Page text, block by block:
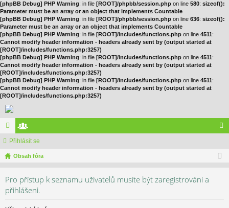
[phpBB Debug] PHP Warning: in file [ROOT]/phpbb/session.php on line 580: sizeof():
Parameter must be an array or an object that implements Countable
[phpBB Debug] PHP Warning: in file [ROOT]/phpbb/session.php on line 636: sizeof():
Parameter must be an array or an object that implements Countable
[phpBB Debug] PHP Warning: in file [ROOT]/includes/functions.php on line 4511:
Cannot modify header information - headers already sent by (output started at
[ROOT]/includes/functions.php:3257)
[phpBB Debug] PHP Warning: in file [ROOT]/includes/functions.php on line 4511:
Cannot modify header information - headers already sent by (output started at
[ROOT]/includes/functions.php:3257)
[phpBB Debug] PHP Warning: in file [ROOT]/includes/functions.php on line 4511:
Cannot modify header information - headers already sent by (output started at
[ROOT]/includes/functions.php:3257)
ór
a
le
no lá
Přihlásit se
Obsah fóra
Pro přístup k seznamu uživatelů musíte být zaregistrováni a
přihlášeni.